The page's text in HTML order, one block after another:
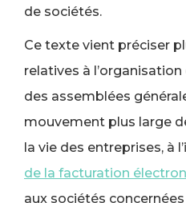
de sociétés.
Ce texte vient préciser
relatives à
des assemblées
mouvement plus large
la vie des entreprises, à
de la facturation
aux sociétés